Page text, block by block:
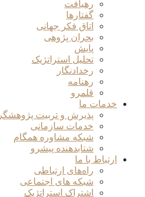
رهیافت
گفتارها
اتاق فکر جهانی
بحران پژوهی
پایش
تحلیل استراتژیک
رخدادنگار
رهنامه
قلمرو
خدمات ما
پذیرش و تربیت پژوهشگر
خدمات سازمانی
شبکه مشاوره همگام
شتابدهنده پیشرو
ارتباط با ما
راه‌های ارتباطی
شبکه های اجتماعی
اشتراک استراتژیک